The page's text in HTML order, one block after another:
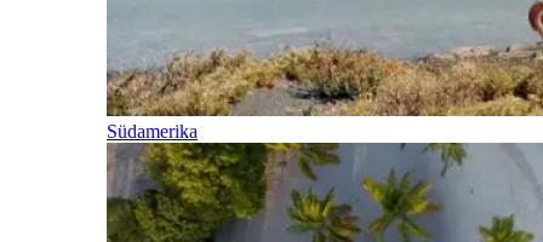
Südamerika